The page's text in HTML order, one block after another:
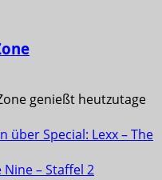
genießt heutzutage
über Special: Lexx – The
Nine – Staffel 2